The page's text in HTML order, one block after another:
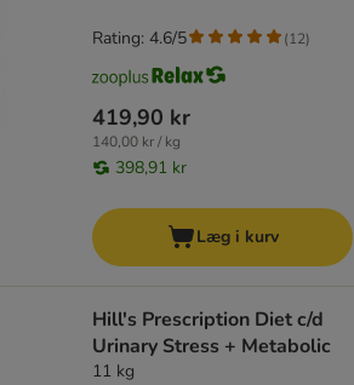
419,90 kr
140,00 kr / kg
398,91 kr
Rating: 4.6/5 (12)
Læg i kurv
Hill's Prescription Diet c/d
Urinary Stress + Metabolic
11 kg